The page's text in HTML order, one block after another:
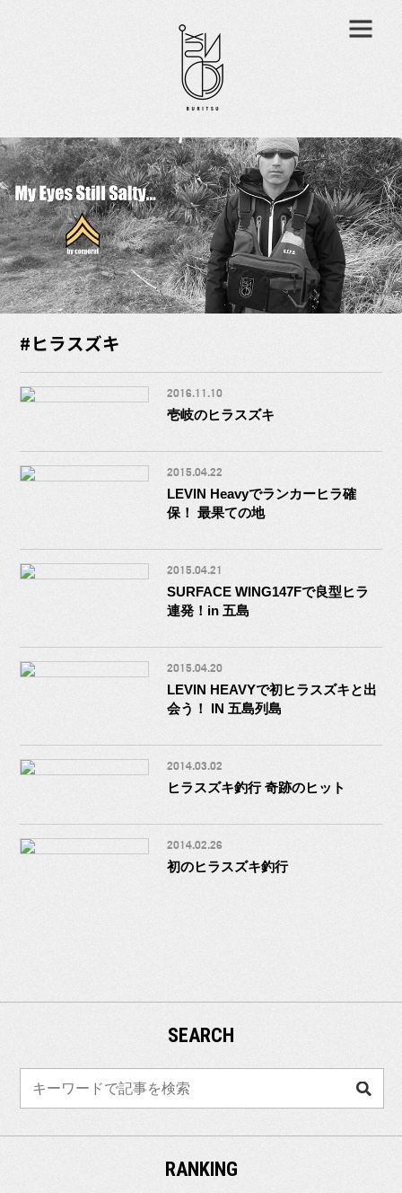
#ヒラスズキ
2016.11.10
壱岐のヒラスズキ
2015.04.22
LEVIN Heavyでランカーヒラ確
保！ 最果ての地
2015.04.21
SURFACE WING147Fで良型ヒラ
連発！in 五島
2015.04.20
LEVIN HEAVYで初ヒラスズキと出
会う！ IN 五島列島
2014.03.02
ヒラスズキ釣行 奇跡のヒット
2014.02.26
初のヒラスズキ釣行
SEARCH
RANKING